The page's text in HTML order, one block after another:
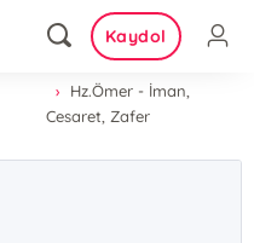
Kaydol
Hz.Ömer - İman,
Cesaret, Zafer